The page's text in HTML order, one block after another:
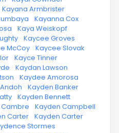
Kayana Armbrister
· Kayanna Cox
· Kaya Weiskopf
· Kaycee Groves
McCoy · Kaycee Slovak
· Kayce Tinner
· Kaydan Lawson
· Kaydee Amorosa
· Kayden Banker
· Kayden Bennett
· Kayden Campbell
Carter · Kayden Carter
Stormes